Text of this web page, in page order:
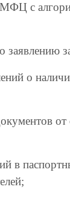
МФЦ с
заявлению
о
в